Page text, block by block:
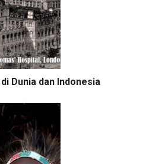
Dunia dan Indonesia